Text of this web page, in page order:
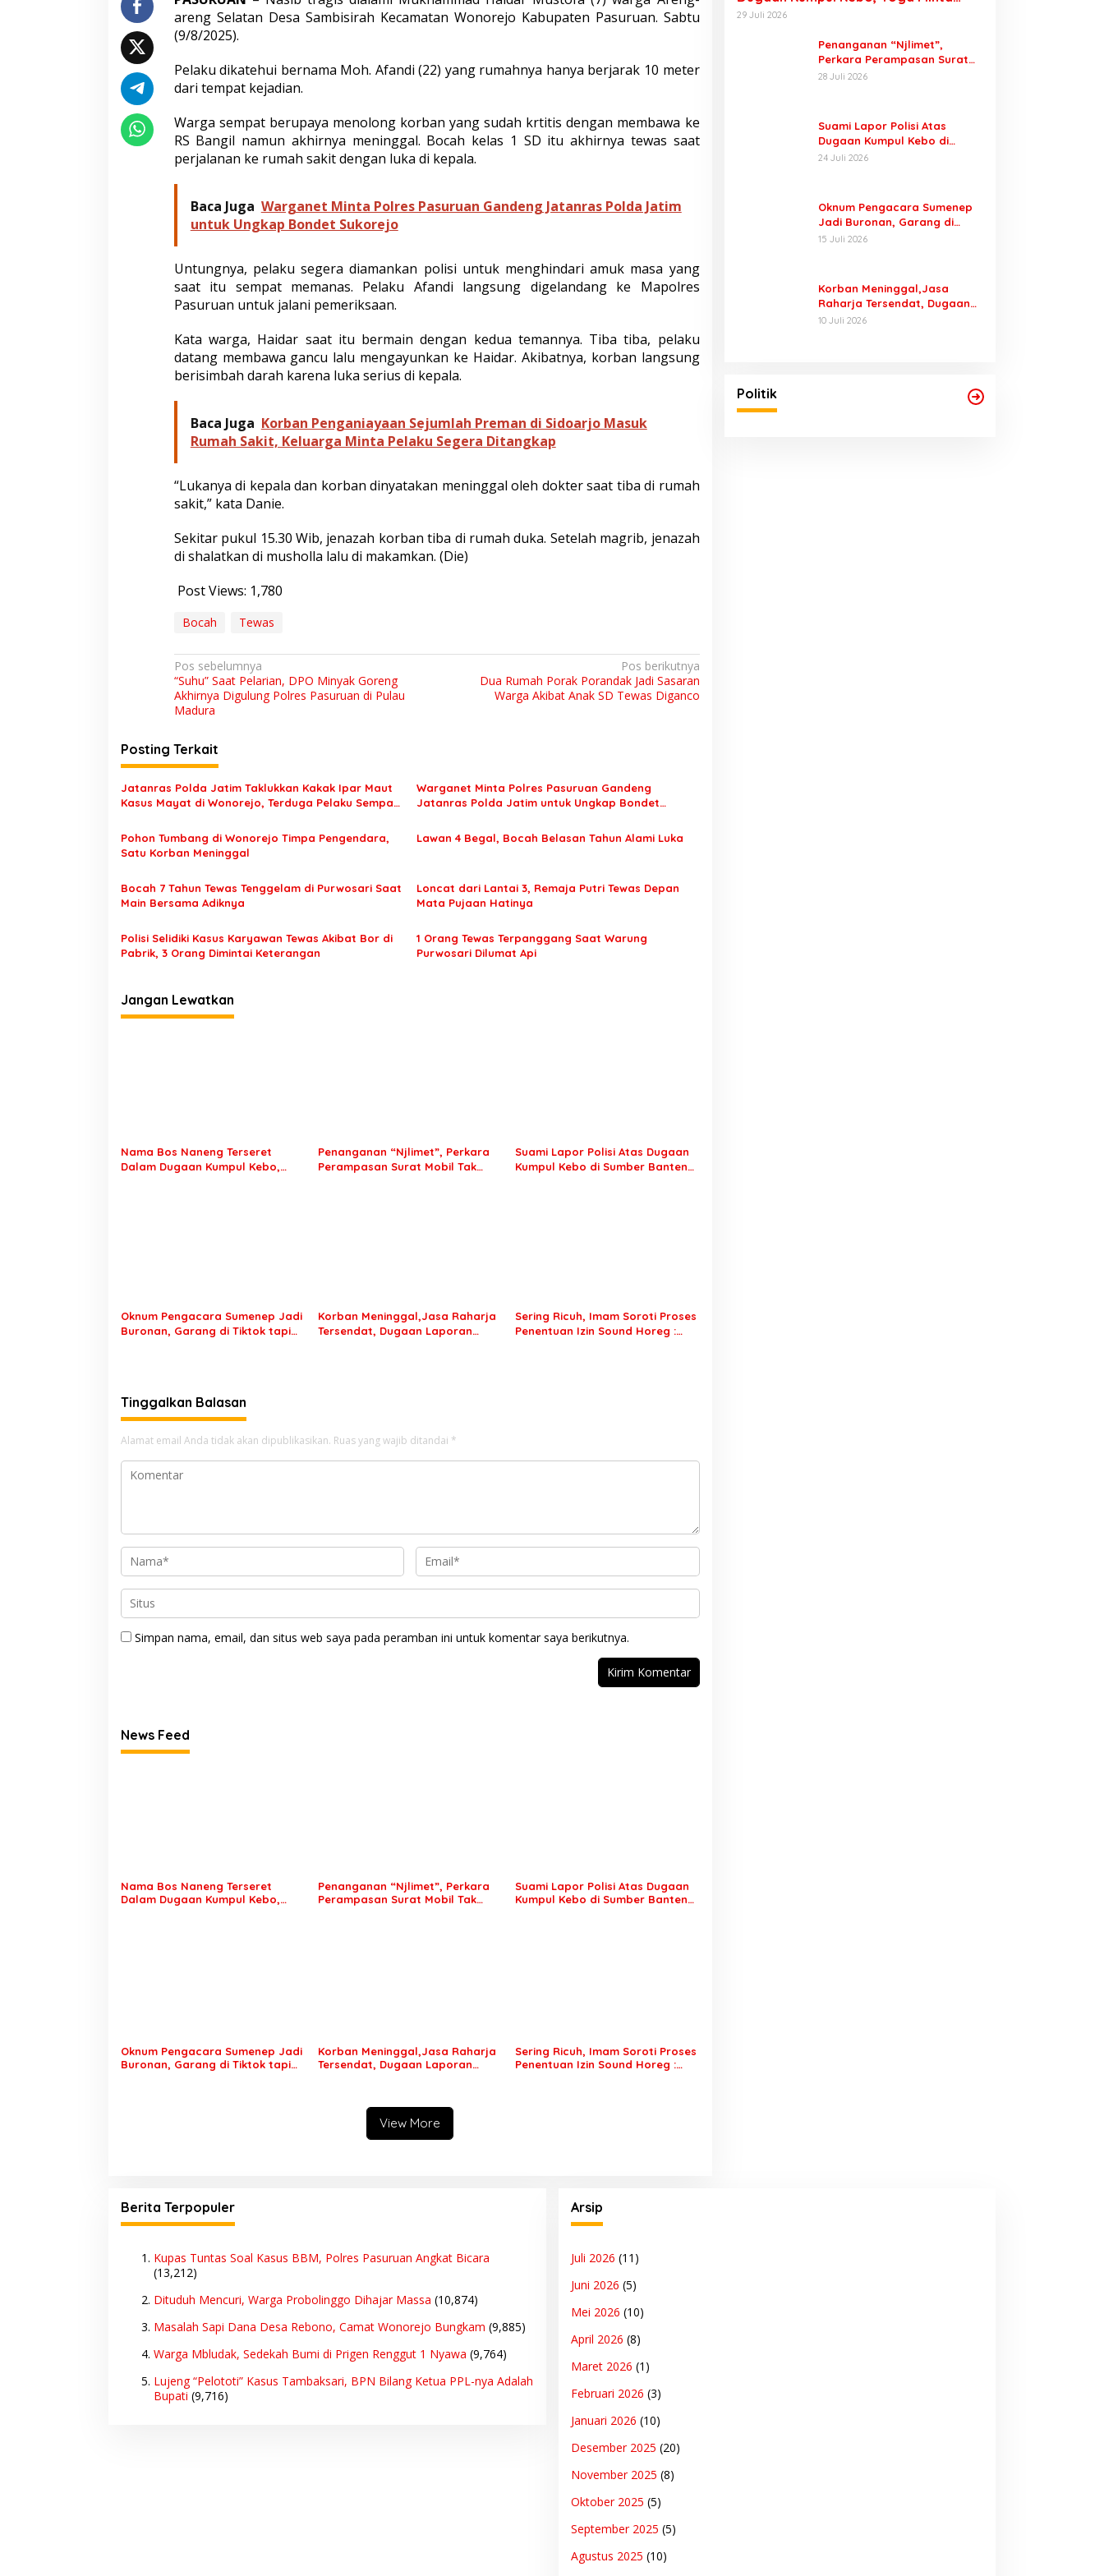
W
o
n
r
e
j
T
e
w
a
s
a
e
a
n
y
a
g
a
n
T
e
a
n
a
areng Selatan Desa Sambisirah Kecamatan Wonorejo Kabupaten Pasuruan. Sabtu
(9/8/2025).
Pelaku dikatehui bernama Moh. Afandi (22) yang rumahnya hanya berjarak 10 meter
dari tempat kejadian.
Warga sempat berupaya menolong korban yang sudah krtitis dengan membawa ke
RS Bangil namun akhirnya meninggal. Bocah kelas 1 SD itu akhirnya tewas saat
perjalanan ke rumah sakit dengan luka di kepala.
Baca Juga Warganet Minta Polres Pasuruan Gandeng Jatanras Polda Jatim
untuk Ungkap Bondet Sukorejo
Untungnya, pelaku segera diamankan polisi untuk menghindari amuk masa yang
saat itu sempat memanas. Pelaku Afandi langsung digelandang ke Mapolres
Pasuruan untuk jalani pemeriksaan.
Kata warga, Haidar saat itu bermain dengan kedua temannya. Tiba tiba, pelaku
datang membawa gancu lalu mengayunkan ke Haidar. Akibatnya, korban langsung
berisimbah darah karena luka serius di kepala.
Baca Juga Korban Penganiayaan Sejumlah Preman di Sidoarjo Masuk
Rumah Sakit, Keluarga Minta Pelaku Segera Ditangkap
“Lukanya di kepala dan korban dinyatakan meninggal oleh dokter saat tiba di rumah
sakit,” kata Danie.
Sekitar pukul 15.30 Wib, jenazah korban tiba di rumah duka. Setelah magrib, jenazah
di shalatkan di musholla lalu di makamkan. (Die)
Post Views: 1,780
Bocah Tewas
N
a
v
i
g
a
s
i
p
o
s
Pos sebelumnya
“Suhu” Saat Pelarian, DPO Minyak Goreng
Akhirnya Digulung Polres Pasuruan di Pulau
Madura
Pos berikutnya
Dua Rumah Porak Porandak Jadi Sasaran
Warga Akibat Anak SD Tewas Diganco
Posting Terkait
Jatanras Polda Jatim Taklukkan Kakak Ipar Maut
Kasus Mayat di Wonorejo, Terduga Pelaku Sempat
Warganet Minta Polres Pasuruan Gandeng
Jatanras Polda Jatim untuk Ungkap Bondet
Pohon Tumbang di Wonorejo Timpa Pengendara,
Satu Korban Meninggal
Lawan 4 Begal, Bocah Belasan Tahun Alami Luka
Bocah 7 Tahun Tewas Tenggelam di Purwosari Saat
Main Bersama Adiknya
Loncat dari Lantai 3, Remaja Putri Tewas Depan
Mata Pujaan Hatinya
Polisi Selidiki Kasus Karyawan Tewas Akibat Bor di
Pabrik, 3 Orang Dimintai Keterangan
1 Orang Tewas Terpanggang Saat Warung
Purwosari Dilumat Api
Jangan Lewatkan
Nama Bos Naneng Terseret
Dalam Dugaan Kumpul Kebo,
Penanganan “Njlimet”, Perkara
Perampasan Surat Mobil Tak
Suami Lapor Polisi Atas Dugaan
Kumpul Kebo di Sumber Banteng
Oknum Pengacara Sumenep Jadi
Buronan, Garang di Tiktok tapi
Korban Meninggal,Jasa Raharja
Tersendat, Dugaan Laporan
Sering Ricuh, Imam Soroti Proses
Penentuan Izin Sound Horeg :
Tinggalkan Balasan
Alamat email Anda tidak akan dipublikasikan. Ruas yang wajib ditandai *
Simpan nama, email, dan situs web saya pada peramban ini untuk komentar saya berikutnya.
News Feed
Nama Bos Naneng Terseret
Dalam Dugaan Kumpul Kebo,
Penanganan “Njlimet”, Perkara
Perampasan Surat Mobil Tak
Suami Lapor Polisi Atas Dugaan
Kumpul Kebo di Sumber Banteng
Oknum Pengacara Sumenep Jadi
Buronan, Garang di Tiktok tapi
Korban Meninggal,Jasa Raharja
Tersendat, Dugaan Laporan
Sering Ricuh, Imam Soroti Proses
Penentuan Izin Sound Horeg :
View More
Orang Tuanya Juga Dipanggil Polisi
29 Juli 2026
Penanganan “Njlimet”,
Perkara Perampasan Surat
Mobil Tak Kunjung Tersangka
28 Juli 2026
Suami Lapor Polisi Atas
Dugaan Kumpul Kebo di
Sumber Banteng Kejayan,
24 Juli 2026
Oknum Pengacara Sumenep
Jadi Buronan, Garang di
Tiktok tapi Ternyata Keok
15 Juli 2026
Korban Meninggal,Jasa
Raharja Tersendat, Dugaan
Laporan Palsu Kecelakaan
10 Juli 2026
Politik
Berita Terpopuler
Kupas Tuntas Soal Kasus BBM, Polres Pasuruan Angkat Bicara
(13,212)
Dituduh Mencuri, Warga Probolinggo Dihajar Massa (10,874)
Masalah Sapi Dana Desa Rebono, Camat Wonorejo Bungkam (9,885)
Warga Mbludak, Sedekah Bumi di Prigen Renggut 1 Nyawa (9,764)
Lujeng “Pelototi” Kasus Tambaksari, BPN Bilang Ketua PPL-nya Adalah
Bupati (9,716)
Arsip
Juli 2026 (11)
Juni 2026 (5)
Mei 2026 (10)
April 2026 (8)
Maret 2026 (1)
Februari 2026 (3)
Januari 2026 (10)
Desember 2025 (20)
November 2025 (8)
Oktober 2025 (5)
September 2025 (5)
Agustus 2025 (10)